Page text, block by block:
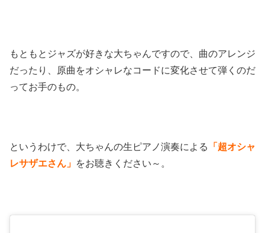
もともとジャズが好きな大ちゃんですので、曲のアレンジ
だったり、原曲をオシャレなコードに変化させて弾くのだ
ってお手のもの。
というわけで、大ちゃんの生ピアノ演奏による
「超オシャ
レサザエさん」 をお聴きください～。